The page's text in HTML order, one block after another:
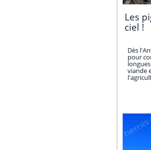
Les
ciel !
Dès
pour
viande